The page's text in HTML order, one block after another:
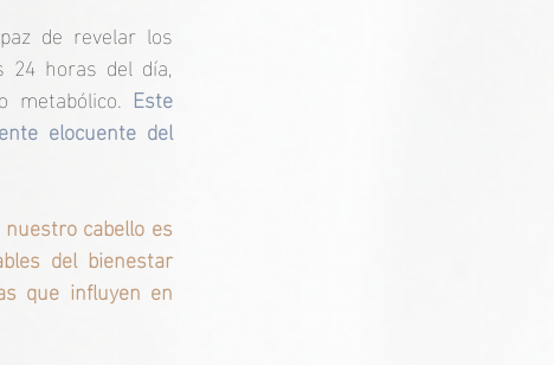
de revelar los
24 horas del día,
metabólico. Este
elocuente del
cabello es
del bienestar
que influyen en